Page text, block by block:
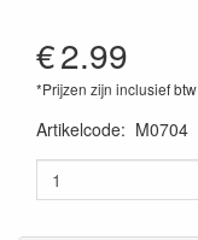
€2.99
*Prijzen zijn inclusief btw
Artikelcode: M0704